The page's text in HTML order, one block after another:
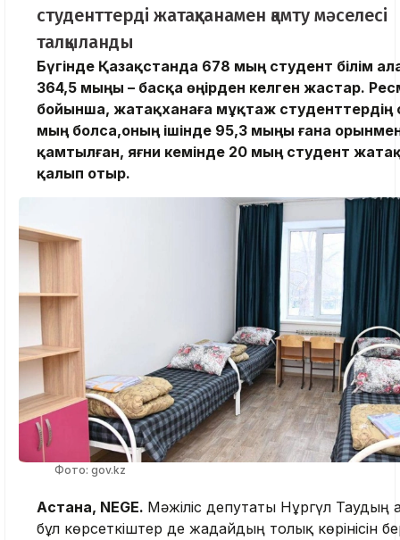
студенттерді жатақханамен қамту мәселесі
талқыланды
Бүгінде Қазақстанда 678 мың студент білім
364,5 мыңы – басқа өңірден келген жастар.
бойынша, жатақханаға мұқтаж студенттердің
мың болса,оның ішінде 95,3 мыңы ғана
қамтылған, яғни кемінде 20 мың студент
қалып отыр.
Фото: gov.kz
Астана, NEGE. Мәжіліс депутаты Нұргүл Таудың
бұл көрсеткіштер де жағдайдың толық көрінісін